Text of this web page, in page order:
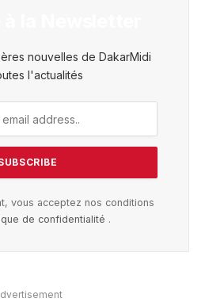
nouvelles de DakarMidi
l'actualités
vous acceptez nos conditions
de confidentialité .